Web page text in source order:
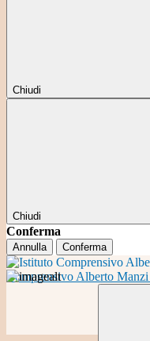
Chiudi
Chiudi
Conferma
Annulla Conferma
Comprensivo Alberto Manzi